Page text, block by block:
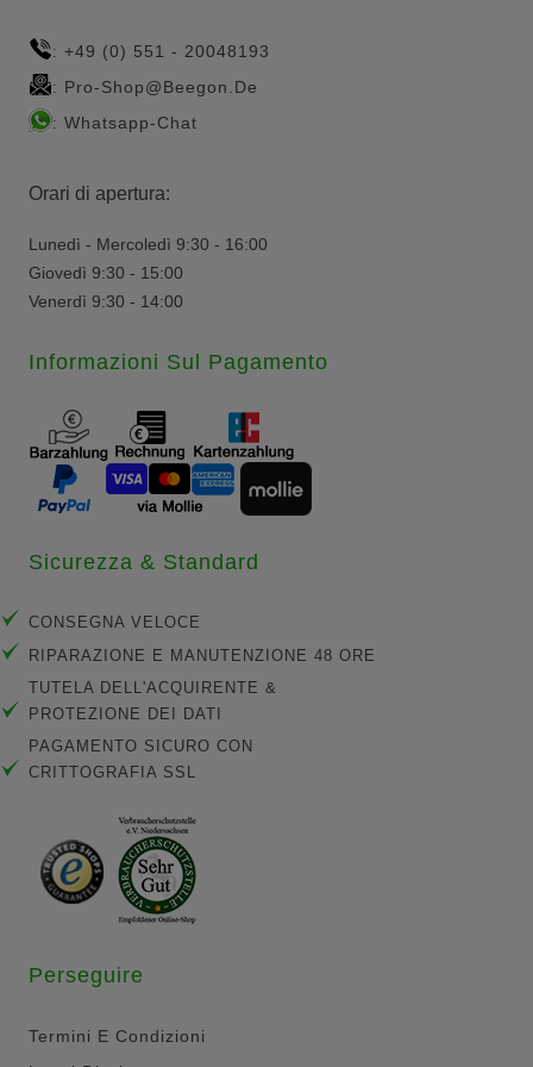
: +49 (0) 551 - 20048193
: Pro-Shop@beegon.de
: Whatsapp-Chat
Orari di apertura:
Lunedì - Mercoledì 9:30 - 16:00
Giovedì 9:30 - 15:00
Venerdì 9:30 - 14:00
Informazioni Sul Pagamento
Sicurezza & Standard
CONSEGNA VELOCE
RIPARAZIONE E MANUTENZIONE 48 ORE
TUTELA DELL'ACQUIRENTE &
PROTEZIONE DEI DATI
PAGAMENTO SICURO CON
CRITTOGRAFIA SSL
Perseguire
Termini E Condizioni